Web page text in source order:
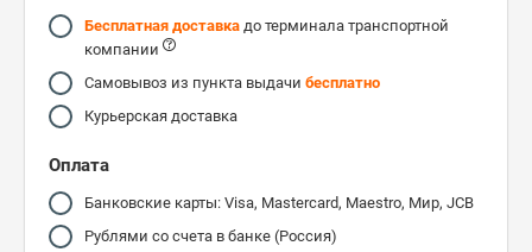
Бесплатная доставка до терминала транспортной
компании
Самовывоз из пункта выдачи бесплатно
Курьерская доставка
Оплата
Банковские карты: Visa, Mastercard, Maestro, Мир, JCB
Рублями со счета в банке (Россия)